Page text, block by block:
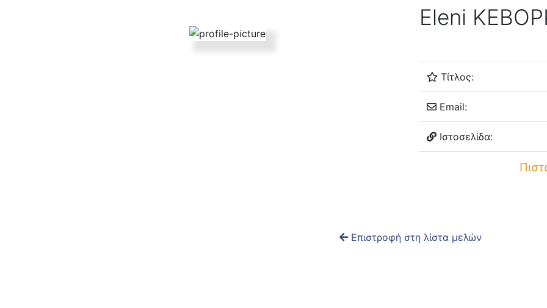
Eleni
Τίτλος:
Email:
Ιστοσελίδα:
Επιστροφή στη λίστα μελών